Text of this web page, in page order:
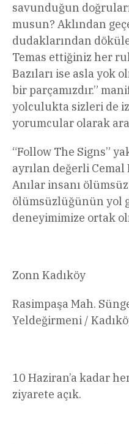
savunduğun
musun? Aklından
dudaklarından
Temas ettiğiniz her
Bazıları ise asla yok
bir parçamızdır.”
yolculukta sizleri de
yorumcular olarak
“Follow The Signs”
ayrılan değerli Cemal
Anılar insanı
ölümsüzlüğünün yol
deneyimimize ortak
Zonn Kadıköy
Rasimpaşa Mah.
Yeldeğirmeni /
10 Haziran’a kadar
ziyarete açık.